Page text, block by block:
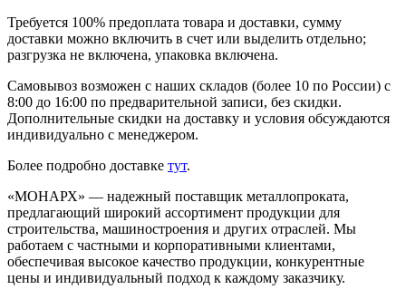
Требуется 100% предоплата товара и доставки, сумму
доставки можно включить в счет или выделить отдельно;
разгрузка не включена, упаковка включена.
Самовывоз возможен с наших складов (более 10 по России) с
8:00 до 16:00 по предварительной записи, без скидки.
Дополнительные скидки на доставку и условия обсуждаются
индивидуально с менеджером.
Более подробно доставке тут.
«МОНАРХ» — надежный поставщик металлопроката,
предлагающий широкий ассортимент продукции для
строительства, машиностроения и других отраслей. Мы
работаем с частными и корпоративными клиентами,
обеспечивая высокое качество продукции, конкурентные
цены и индивидуальный подход к каждому заказчику.